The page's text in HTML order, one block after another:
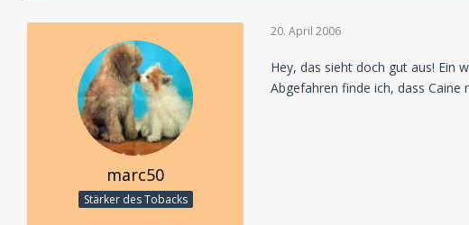
marc50
Stärker des Tobacks
20. April 2006
Hey, das sieht doch gut aus! Ein
Abgefahren finde ich, dass Caine